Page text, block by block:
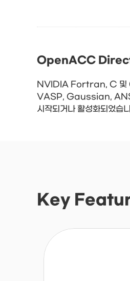
OpenACC
NVIDIA Fortran, C 및
VASP, Gaussian,
시작되거나 활성화되었
Key